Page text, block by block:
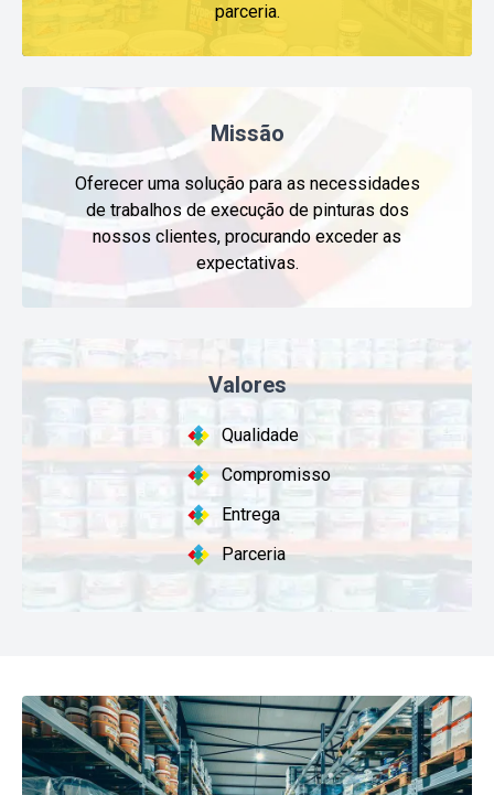
parceria.
Missão
Oferecer uma solução para as necessidades
de trabalhos de execução de pinturas dos
nossos clientes, procurando exceder as
expectativas.
Valores
Qualidade
Compromisso
Entrega
Parceria